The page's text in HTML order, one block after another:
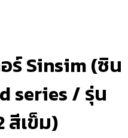
ร์ Sinsim (ซิน
series / รุ่น
สีเข็ม)